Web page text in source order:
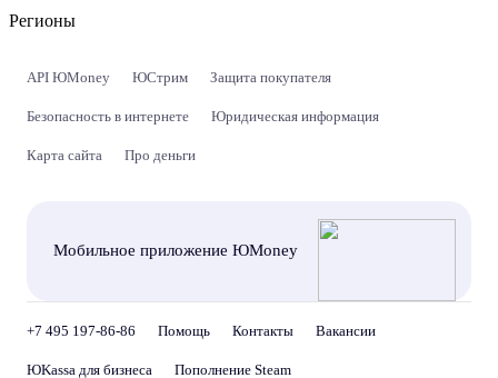
Регионы
API ЮMoney ЮСтрим Защита покупателя
Безопасность в интернете Юридическая информация
Карта сайта Про деньги
Мобильное приложение ЮMoney
+7 495 197-86-86 Помощь Контакты Вакансии
ЮKassa для бизнеса Пополнение Steam